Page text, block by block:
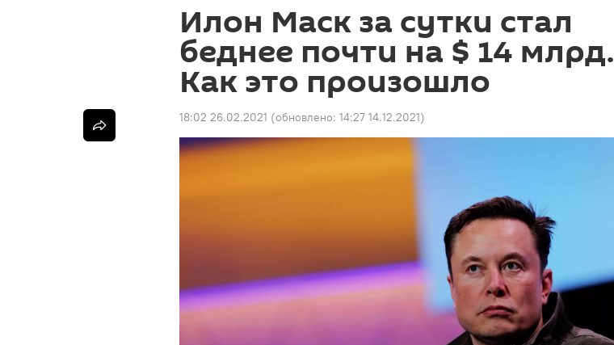
Илон Маск за сутки стал
беднее почти на $ 14 млрд.
Как это произошло
18:02 26.02.2021 (обновлено: 14:27 14.12.2021)